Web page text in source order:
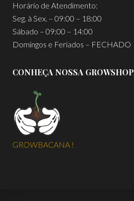
Horário de Atendimento:
Seg. à Sex. – 09:00 – 18:00
Sábado – 09:00 – 14:00
Domingos e Feriados – FECHADO
CONHEÇA NOSSA GROWSHOP
GROWBACANA !